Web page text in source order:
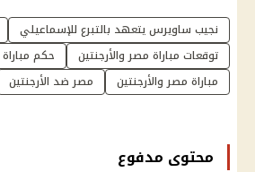
نجيب ساويرس يتعهد بالتبرع للإسماعيلي
توقعات مباراة مصر والأرجنتين
حكم
مباراة مصر والأرجنتين
مصر ضد الأرجنتين
محتوى مدفوع